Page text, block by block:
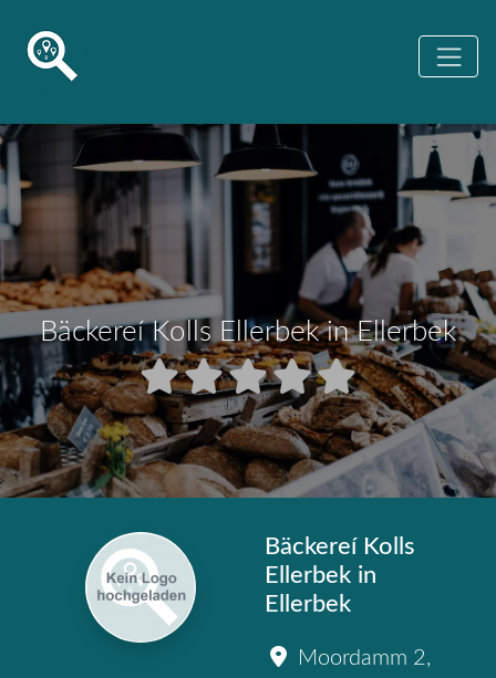
Bäckereí Kolls Ellerbek in Ellerbek
Bäckereí Kolls
Ellerbek in
Ellerbek
Moordamm 2,